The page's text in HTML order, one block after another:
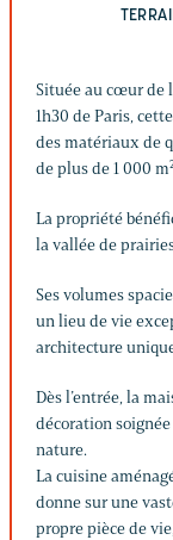
Située au cœur de
1h30 de Paris,
des matériaux de
de plus de 1 000
La propriété
la vallée de
Ses volumes
un lieu de vie
architecture
Dès l’entrée, la
décoration
nature.
La cuisine
donne sur une
propre pièce de